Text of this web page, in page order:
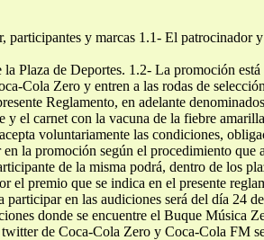
y marcas 1.1- El patrocinador y
en barco. Los 2 ganadores junto a su chaperón KO viajarán el día 2 de diciembre del 2013 desde Costa Rica a la ciudad de Buenos Aires, Argentina, donde se hospedarán por una noche para luego salir el día 3 de diciembre destino a Ushuaia para vivir la experiencia único en el concierto en la Antártida con metallica. El premio incluye: 1 vuelo de ida y regreso (ganador) San José – Buenos Aires - Ushuaia. Una noche de hospedaje en Buenos Aires para los ganadores. Seguro médico para los ganadores y acompañantes durante el período que comprende el viaje a Ushuaia y regreso a Costa Rica. Transporte Aeropuerto de Buenos Aires al hotel y regreso del hotel al aeropuerto en Buenos Aires. Viáticos ni gastos adicionales a los indicados anteriormente; cualquier gasto adicional corre por cuenta de los ganadores. El patrocinador se reserva el derecho de reemplazar, a su entera discrecionalidad, dicho premio por otro u otros de similares características, en cualquier momento, informando a los participantes previamente por los medios indicados por ellos. Durante la vigencia de esta promoción el patrocinador se obliga a entregar como máximo los totales indicados anteriormente. La cantidad indicada es el número total de premios que se han destinado a la presente promoción. Esto no obliga a la empresa patrocinadora a hacer efectiva la entrega de las cantidades indicadas de premios sino que únicamente será entregada la cantidad de premios que reclamen los ganadores, hasta el número máximo indicado. El retiro de los premios se realizará el día que se indique al ganador desde el momento en que se tengan los datos completos de este. Octava. Condiciones y Limitaciones de la Promoción Se entenderá que todo destinatario de la promoción que decida participar en ella conoce y acepta las condiciones, responsabilidades y limitaciones establecidas en este Reglamento. Igualmente se entenderá que conoce las condiciones del premio al que esta promoción se refiere. La negativa, por parte del participante que desee canjear un premio, a firmar o aceptar cualquiera de las condiciones o beneficios de este Reglamento, eximirá de la responsabilidad de entregar el premio al patrocinador y organizador, y no tendrá responsabilidad alguna con el beneficiario o ganador quien perderá su derecho de manera automática. La promoción es por tiempo limitado, el indicado anteriormente. El premio no es reembolsable en dinero, no es transferible y no es modificable. Novena. Responsabilidad General y Restricciones La responsabilidad del organizador así como del patrocinador, termina en el momento en que el ganador que cuente con las condiciones estipuladas en este reglamento recibe el premio respectivo. En consecuencia, el participante de la promoción, se obliga a revisar con el patrocinador todo lo referente al premio, una vez que se ha recibido el premio exime de toda responsabilidad a la empresa patrocinadora por la condiciones del mismo. El Organizador y el Patrocinador no son responsables por cualquier modificación o cancelación en los vuelos de transporte aéreo, transporte